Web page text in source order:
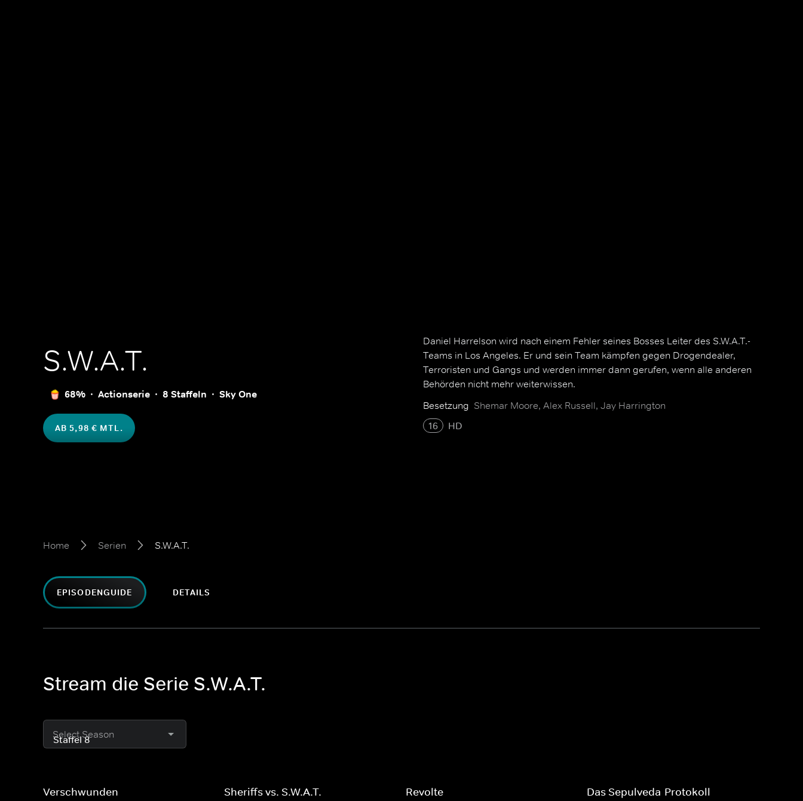
S.W.A.T.
68% Actionserie 8 Staffeln Sky One
AB 5,98 € MTL.
Daniel Harrelson wird nach einem Fehler seines Bosses Leiter des S.W.A.T.-
Teams in Los Angeles. Er und sein Team kämpfen gegen Drogendealer,
Terroristen und Gangs und werden immer dann gerufen, wenn alle anderen
Behörden nicht mehr weiterwissen.
Besetzung Shemar Moore, Alex Russell, Jay Harrington
16
HD
Home Serien S.W.A.T.
EPISODENGUIDE DETAILS
Stream die Serie S.W.A.T.
Select Season
Verschwunden Sheriffs vs. S.W.A.T. Revolte Das Sepulveda-Protokoll